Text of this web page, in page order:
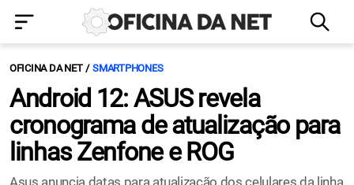
OFICINA DA NET SMARTPHONES
Android 12: ASUS revela
cronograma de atualização para
linhas Zenfone e ROG
Asus anuncia datas para atualização dos celulares da linha